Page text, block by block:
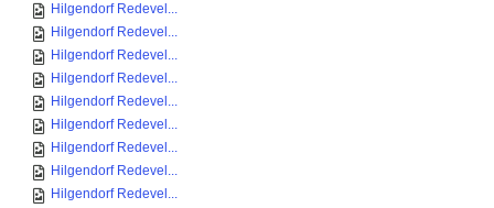
Hilgendorf Redevel...
Hilgendorf Redevel...
Hilgendorf Redevel...
Hilgendorf Redevel...
Hilgendorf Redevel...
Hilgendorf Redevel...
Hilgendorf Redevel...
Hilgendorf Redevel...
Hilgendorf Redevel...